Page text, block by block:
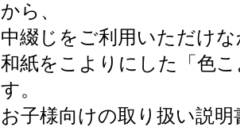
から、
中綴じをご利用いただけ
和紙をこよりにした「色
す。
お子様向けの取り扱い説